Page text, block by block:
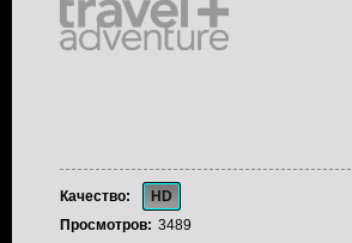
Качество:
HD
Просмотров: 3489